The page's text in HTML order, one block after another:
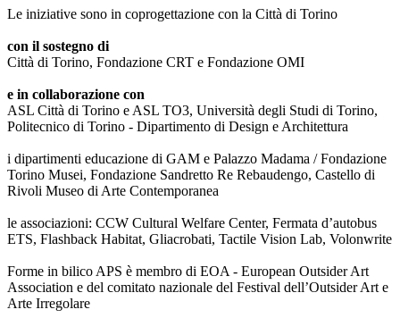
Le iniziative sono in coprogettazione con la Città di Torino
con il sostegno di
Città di Torino, Fondazione CRT e Fondazione OMI
e in collaborazione con
ASL Città di Torino e ASL TO3, Università degli Studi di Torino,
Politecnico di Torino - Dipartimento di Design e Architettura
i dipartimenti educazione di GAM e Palazzo Madama / Fondazione
Torino Musei, Fondazione Sandretto Re Rebaudengo, Castello di
Rivoli Museo di Arte Contemporanea
le associazioni: CCW Cultural Welfare Center, Fermata d’autobus
ETS, Flashback Habitat, Gliacrobati, Tactile Vision Lab, Volonwrite
Forme in bilico APS è membro di EOA - European Outsider Art
Association e del comitato nazionale del Festival dell’Outsider Art e
Arte Irregolare